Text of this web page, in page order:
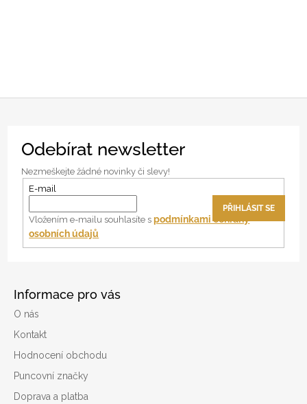
Informace pro vás
O nás
Kontakt
Hodnocení obchodu
Puncovní značky
Doprava a platba
Odebírat newsletter
Nezmeškejte žádné novinky či slevy!
E-mail
Vložením e-mailu souhlasíte spodmínkami ochrany
osobních údajů
PŘIHLÁSIT SE